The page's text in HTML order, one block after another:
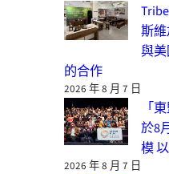
斯
與
的合作
2026 年 8 月 7 日
「
於8
模
2026 年 8 月 7 日